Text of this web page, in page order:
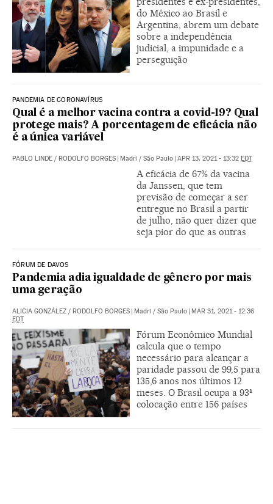
do México ao Brasil e
Argentina, abrem um debate
sobre a independência
judicial, a impunidade e a
perseguição
PANDEMIA DE CORONAVÍRUS
Qual é a melhor vacina contra a covid-19? Qual
protege mais? A porcentagem de eficácia não
é a única variável
PABLO LINDE / RODOLFO BORGES | Madri / São Paulo | APR 13, 2021 - 13:32 EDT
A eficácia de 67% da vacina
da Janssen, que tem
previsão de começar a ser
entregue no Brasil a partir
de julho, não quer dizer que
seja pior do que as outras
FÓRUM DE DAVOS
Pandemia adia igualdade de gênero por mais
uma geração
ALICIA GONZÁLEZ / RODOLFO BORGES | Madri / São Paulo | MAR 31, 2021 - 12:36
EDT
Fórum Econômico Mundial
calcula que o tempo
necessário para alcançar a
paridade passou de 99,5 para
135,6 anos nos últimos 12
meses. O Brasil ocupa a 93ª
colocação entre 156 países